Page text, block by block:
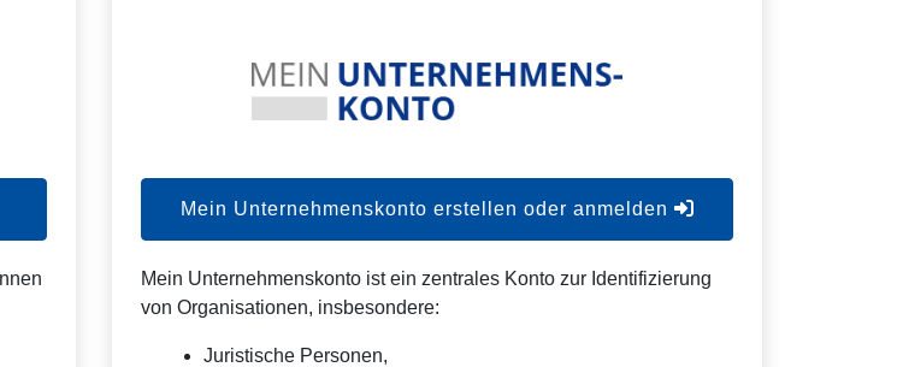
Mein Unternehmenskonto erstellen oder anmelden
Mein Unternehmenskonto ist ein zentrales Konto zur Identifizierung
von Organisationen, insbesondere:
Juristische Personen,